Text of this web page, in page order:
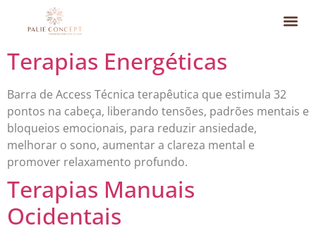
Terapias Energéticas
Barra de Access Técnica terapêutica que estimula 32
pontos na cabeça, liberando tensões, padrões mentais e
bloqueios emocionais, para reduzir ansiedade,
melhorar o sono, aumentar a clareza mental e
promover relaxamento profundo.
Terapias Manuais
Ocidentais